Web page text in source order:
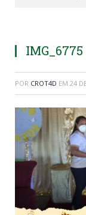
IMG_6775
POR CROT4D EM 24